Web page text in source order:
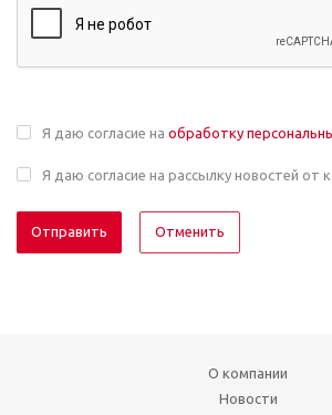
Я даю согласие на обработку
Я даю согласие на рассылку новостей от
Отменить
О компании
Новости